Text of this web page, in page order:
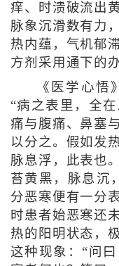
痒、时溃破流出
脉象沉滑数有力
热内蕴，气机郁
方剂采用通下的
《医学心悟
“病之表里，全
痛与腹痛、鼻塞
以分之。假如发
脉息浮，此表也
苔黄黑，脉息沉
分恶寒便有一分
时患者始恶寒还
热的阳明状态，
这种现象：“问